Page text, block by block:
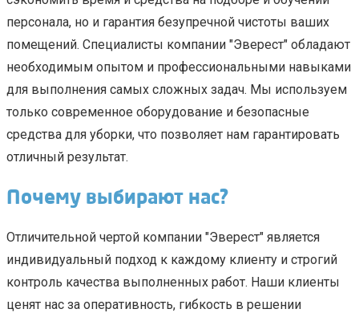
персонала, но и гарантия безупречной чистоты ваших
помещений. Специалисты компании "Эверест" обладают
необходимым опытом и профессиональными навыками
для выполнения самых сложных задач. Мы используем
только современное оборудование и безопасные
средства для уборки, что позволяет нам гарантировать
отличный результат.
Почему выбирают нас?
Отличительной чертой компании "Эверест" является
индивидуальный подход к каждому клиенту и строгий
контроль качества выполненных работ. Наши клиенты
ценят нас за оперативность, гибкость в решении